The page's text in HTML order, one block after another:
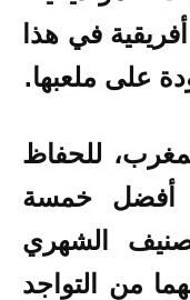
أفريقية في هذا
على ملعبها.
للحفاظ
أفضل خمسة
الشهري
من التواجد